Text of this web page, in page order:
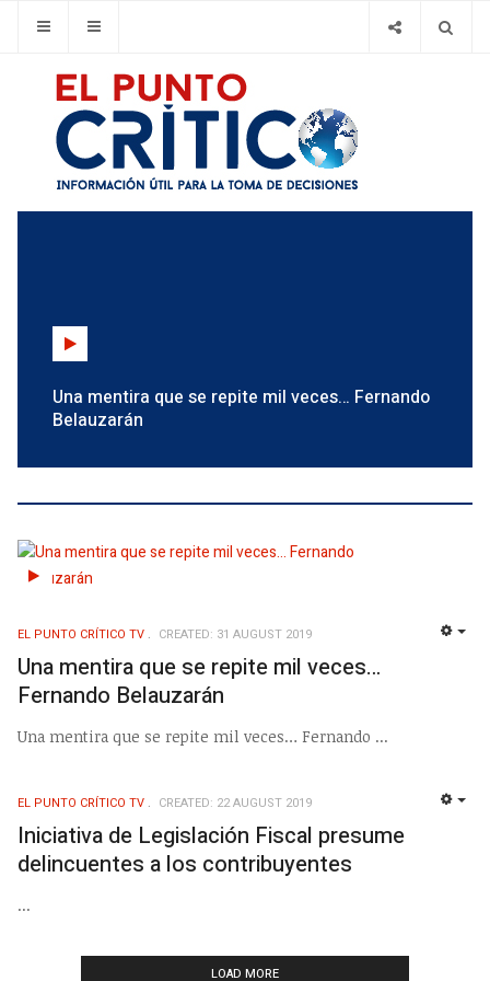
Una mentira que se repite mil veces… Fernando
Belauzarán
EL PUNTO CRÍTICO TV CREATED: 31 AUGUST 2019
Una mentira que se repite mil veces…
Fernando Belauzarán
Una mentira que se repite mil veces… Fernando ...
EL PUNTO CRÍTICO TV CREATED: 22 AUGUST 2019
Iniciativa de Legislación Fiscal presume
delincuentes a los contribuyentes
...
LOAD MORE